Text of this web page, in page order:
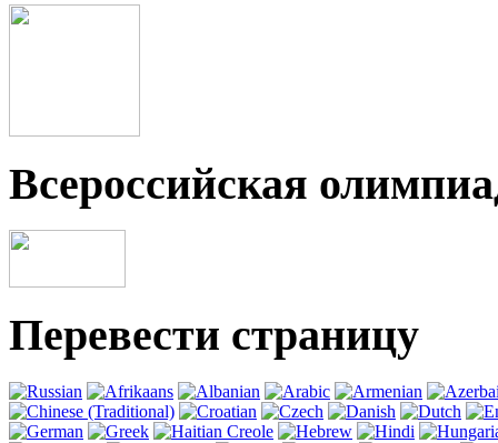
Всероссийская
Перевести страницу